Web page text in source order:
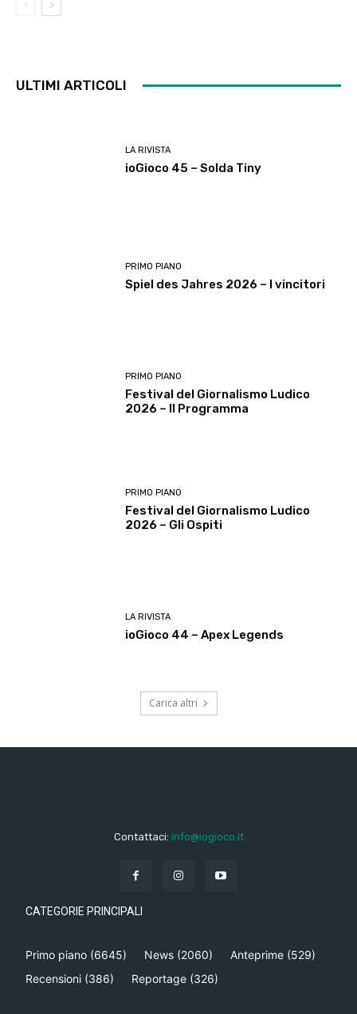
ULTIMI ARTICOLI
LA RIVISTA
ioGioco 45 – Solda Tiny
PRIMO PIANO
Spiel des Jahres 2026 – I vincitori
PRIMO PIANO
Festival del Giornalismo Ludico
2026 – Il Programma
PRIMO PIANO
Festival del Giornalismo Ludico
2026 – Gli Ospiti
LA RIVISTA
ioGioco 44 – Apex Legends
Carica altri
Contattaci: info@iogioco.it
CATEGORIE PRINCIPALI
Primo piano (6645) News (2060) Anteprime (529)
Recensioni (386) Reportage (326)